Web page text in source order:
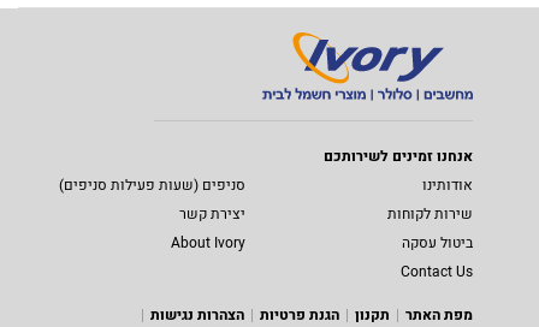
אנחנו זמינים לשירותכם
אודותינו
סניפים (שעות פעילות סניפים)
שירות לקוחות
יצירת קשר
ביטול עסקה
About Ivory
Contact Us
מפת האתר
תקנון הגנת פרטיות
הצהרות נגישות